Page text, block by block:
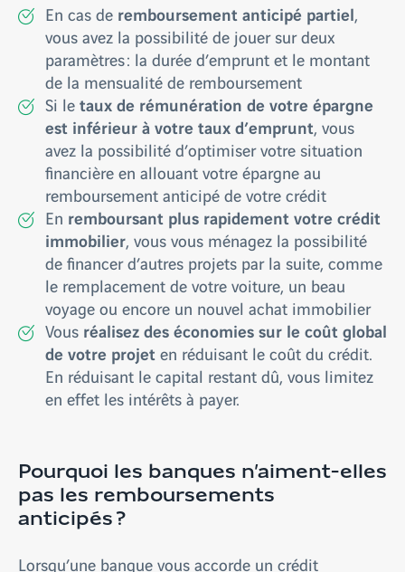
En cas de remboursement anticipé partiel,
vous avez la possibilité de jouer sur deux
paramètres : la durée d’emprunt et le montant
de la mensualité de remboursement
Si letaux de rémunération de votre épargne
est inférieur à votre taux d’emprunt, vous
avez la possibilité d’optimiser votre situation
financière en allouant votre épargne au
remboursement anticipé de votre crédit
En remboursant plus rapidement votre crédit
immobilier, vous vous ménagez la possibilité
de financer d’autres projets par la suite, comme
le remplacement de votre voiture, un beau
voyage ou encore un nouvel achat immobilier
Vous réalisez des économies sur le coût global
de votre projeten réduisant le coût du crédit.
En réduisant le capital restant dû, vous limitez
en effet les intérêts à payer.
Pourquoi les banques n’aiment-elles
pas les remboursements
anticipés ?
Lorsqu’une banque vous accorde un crédit